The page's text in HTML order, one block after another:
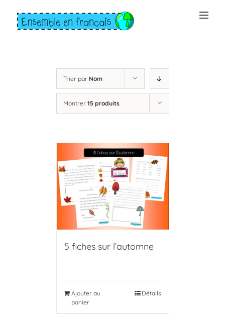
content
Trier par Nom
Montrer 15 produits
5 fiches sur l’automne
Ajouter au
panier
Détails